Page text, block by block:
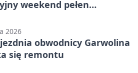
weekend pełen
2026
obwodnicy Garwolina
się remontu